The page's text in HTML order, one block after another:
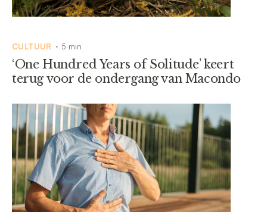
CULTUUR • 5 min
‘One Hundred Years of Solitude’ keert
terug voor de ondergang van Macondo